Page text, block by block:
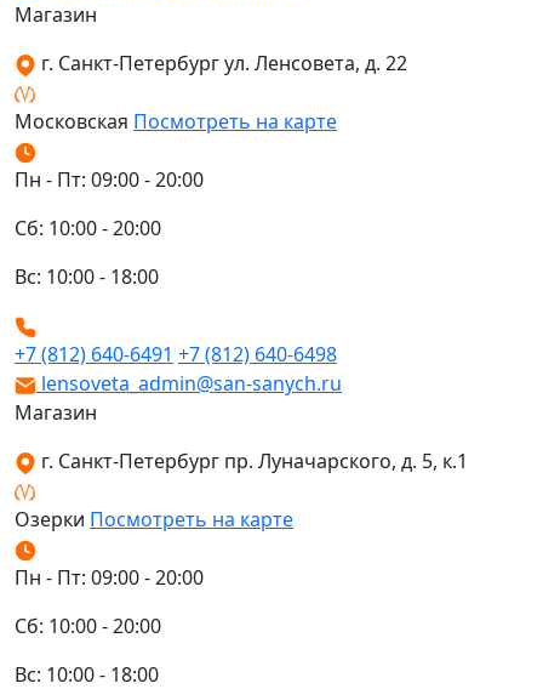
Магазин
г. Санкт-Петербург ул. Ленсовета, д. 22
Московская Посмотреть на карте
Пн - Пт: 09:00 - 20:00
Сб: 10:00 - 20:00
Вс: 10:00 - 18:00
+7 (812) 640-6491 +7 (812) 640-6498
lensoveta_admin@san-sanych.ru
Магазин
г. Санкт-Петербург пр. Луначарского, д. 5, к.1
Озерки Посмотреть на карте
Пн - Пт: 09:00 - 20:00
Сб: 10:00 - 20:00
Вс: 10:00 - 18:00